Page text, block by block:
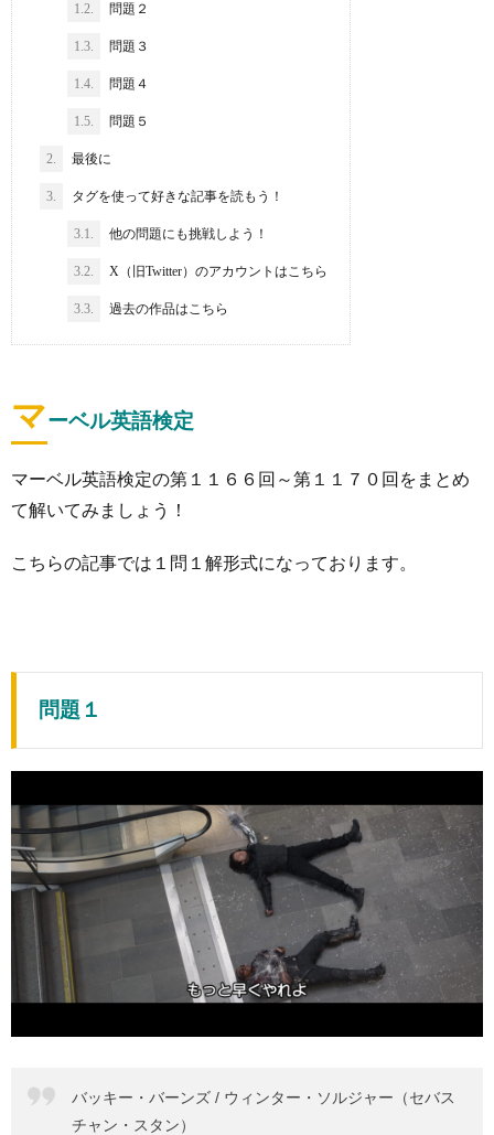
1.2. 問題２
1.3. 問題３
1.4. 問題４
1.5. 問題５
2. 最後に
3. タグを使って好きな記事を読もう！
3.1. 他の問題にも挑戦しよう！
3.2. X（旧Twitter）のアカウントはこちら
3.3. 過去の作品はこちら
マーベル英語検定
マーベル英語検定の第１１６６回～第１１７０回をまとめ
て解いてみましょう！
こちらの記事では１問１解形式になっております。
問題１
バッキー・バーンズ / ウィンター・ソルジャー（セバス
チャン・スタン）